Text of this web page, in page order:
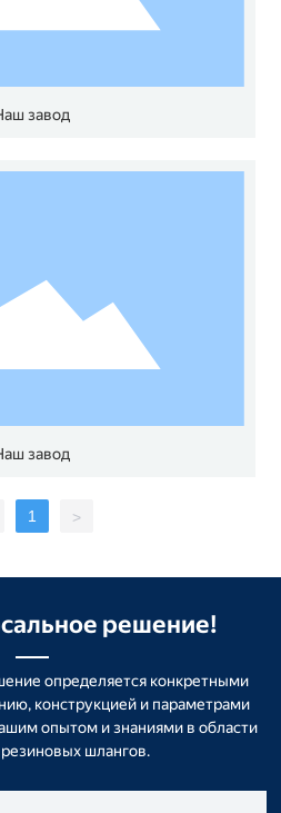
завод
завод
1 >
решение!
определяется конкретными
конструкцией и параметрами
опытом и знаниями в области
шлангов.